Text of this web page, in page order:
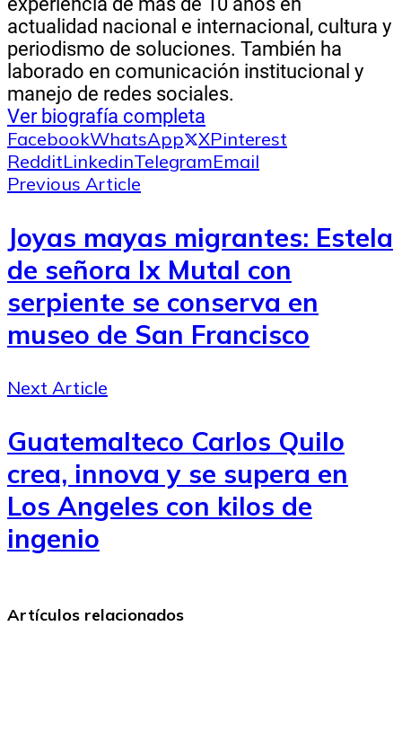
actualidad nacional e internacional, cultura y
periodismo de soluciones. También ha
laborado en comunicación institucional y
manejo de redes sociales.
Ver biografía completa
FacebookWhatsApp XPinterest
RedditLinkedinTelegramEmail
Previous Article
Joyas mayas migrantes: Estela
de señora Ix Mutal con
serpiente se conserva en
museo de San Francisco
Next Article
Guatemalteco Carlos Quilo
crea, innova y se supera en
Los Angeles con kilos de
ingenio
Artículos relacionados